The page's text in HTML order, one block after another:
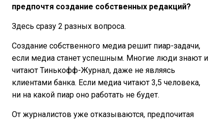
предпочтя создание собственных редакций?
Здесь сразу 2 разных вопроса.
Создание собственного медиа решит пиар-задачи,
если медиа станет успешным. Многие люди знают и
читают Тинькофф-Журнал, даже не являясь
клиентами банка. Если медиа читают 3,5 человека,
ни на какой пиар оно работать не будет.
От журналистов уже отказываются, предпочитая